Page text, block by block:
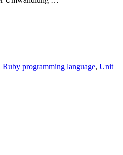
Ruby programming language, Unit